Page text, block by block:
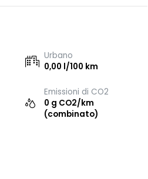
Urbano
0,00 l/100 km
Emissioni di CO2
0 g CO2/km
(combinato)